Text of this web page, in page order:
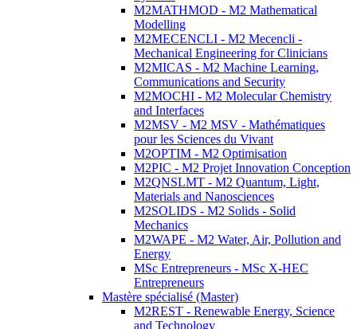
M2MATHMOD - M2 Mathematical
Modelling
M2MECENCLI - M2 Mecencli -
Mechanical Engineering for Clinicians
M2MICAS - M2 Machine Learning,
Communications and Security
M2MOCHI - M2 Molecular Chemistry
and Interfaces
M2MSV - M2 MSV - Mathématiques
pour les Sciences du Vivant
M2OPTIM - M2 Optimisation
M2PIC - M2 Projet Innovation Conception
M2QNSLMT - M2 Quantum, Light,
Materials and Nanosciences
M2SOLIDS - M2 Solids - Solid
Mechanics
M2WAPE - M2 Water, Air, Pollution and
Energy
MSc Entrepreneurs - MSc X-HEC
Entrepreneurs
Mastère spécialisé (Master)
M2REST - Renewable Energy, Science
and Technology